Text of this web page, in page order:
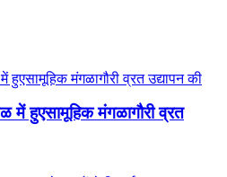
में हुएसामूहिक मंगळागौरी व्रत